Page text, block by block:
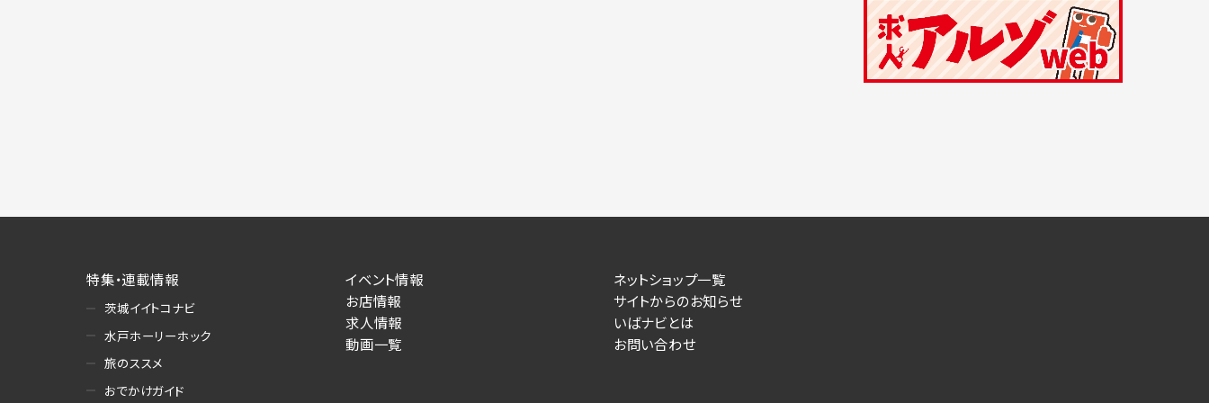
・提供する個人情報の項目
書面もしくは電磁的な方法（本サービスが提供する事業主専用の管理画面に表示）
(2)お客様がネット予約フォームより個人情報を送信した事業主（広告主）への提供
・提供の目的
お客様が予約申し込みを行った店舗によるお客様に対するサービス提供、およびその履行に伴うお客様
・提供する個人情報の項目
特集・連載情報
茨城イイトコナビ
水戸ホーリーホック
旅のススメ
おでかけガイド
イベント情報
お店情報
求人情報
動画一覧
ネットショップ一覧
サイトからのお知らせ
いばナビとは
お問い合わせ